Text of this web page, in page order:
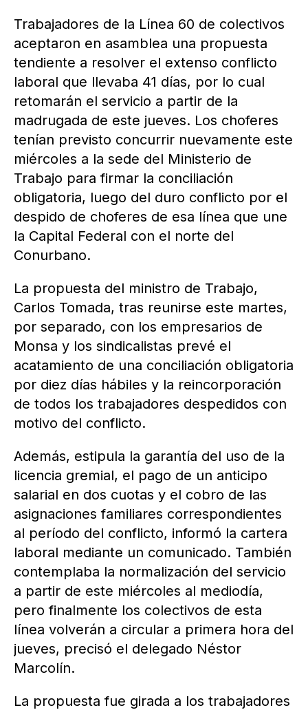
Trabajadores de la Línea 60 de colectivos
aceptaron en asamblea una propuesta
tendiente a resolver el extenso conflicto
laboral que llevaba 41 días, por lo cual
retomarán el servicio a partir de la
madrugada de este jueves. Los choferes
tenían previsto concurrir nuevamente este
miércoles a la sede del Ministerio de
Trabajo para firmar la conciliación
obligatoria, luego del duro conflicto por el
despido de choferes de esa línea que une
la Capital Federal con el norte del
Conurbano.
La propuesta del ministro de Trabajo,
Carlos Tomada, tras reunirse este martes,
por separado, con los empresarios de
Monsa y los sindicalistas prevé el
acatamiento de una conciliación obligatoria
por diez días hábiles y la reincorporación
de todos los trabajadores despedidos con
motivo del conflicto.
Además, estipula la garantía del uso de la
licencia gremial, el pago de un anticipo
salarial en dos cuotas y el cobro de las
asignaciones familiares correspondientes
al período del conflicto, informó la cartera
laboral mediante un comunicado. También
contemplaba la normalización del servicio
a partir de este miércoles al mediodía,
pero finalmente los colectivos de esta
línea volverán a circular a primera hora del
jueves, precisó el delegado Néstor
Marcolín.
La propuesta fue girada a los trabajadores